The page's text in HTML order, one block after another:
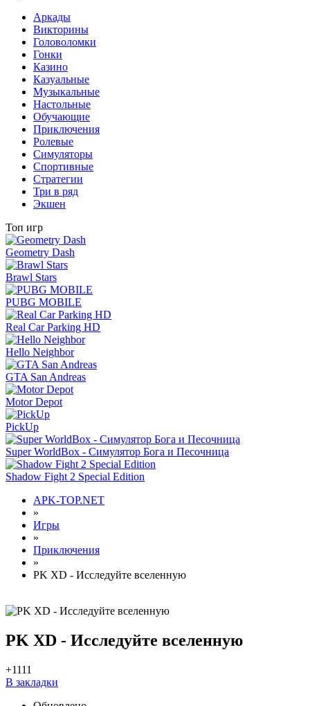
Аркады
Викторины
Головоломки
Гонки
Казино
Казуальные
Музыкальные
Настольные
Обучающие
Приключения
Ролевые
Симуляторы
Спортивные
Стратегии
Три в ряд
Экшен
Топ игр
Geometry Dash
Brawl Stars
PUBG MOBILE
Real Car Parking HD
Hello Neighbor
GTA San Andreas
Motor Depot
PickUp
Super WorldBox - Симулятор Бога и Песочница
Shadow Fight 2 Special Edition
APK-TOP.NET
»
Игры
»
Приключения
»
PK XD - Исследуйте вселенную
PK XD - Исследуйте вселенную
+1111
В закладки